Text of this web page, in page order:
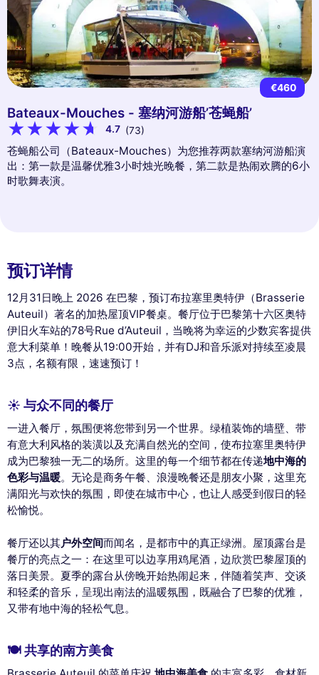
€460
Bateaux-Mouches - 塞纳河游船’苍蝇船’
4.7 (73)
苍蝇船公司（Bateaux-Mouches）为您推荐两款塞纳河游船演
出：第一款是温馨优雅3小时烛光晚餐，第二款是热闹欢腾的6小
时歌舞表演。
预订详情
12月31日晚上 2026 在巴黎，预订布拉塞里奥特伊（Brasserie
Auteuil）著名的加热屋顶VIP餐桌。餐厅位于巴黎第十六区奥特
伊旧火车站的78号Rue d’Auteuil，当晚将为幸运的少数宾客提供
意大利菜单！晚餐从19:00开始，并有DJ和音乐派对持续至凌晨
3点，名额有限，速速预订！
☀️ 与众不同的餐厅
一进入餐厅，氛围便将您带到另一个世界。绿植装饰的墙壁、带
有意大利风格的装潢以及充满自然光的空间，使布拉塞里奥特伊
成为巴黎独一无二的场所。这里的每一个细节都在传递地中海的
色彩与温暖。无论是商务午餐、浪漫晚餐还是朋友小聚，这里充
满阳光与欢快的氛围，即使在城市中心，也让人感受到假日的轻
松愉悦。
餐厅还以其户外空间而闻名，是都市中的真正绿洲。屋顶露台是
餐厅的亮点之一：在这里可以边享用鸡尾酒，边欣赏巴黎屋顶的
落日美景。夏季的露台从傍晚开始热闹起来，伴随着笑声、交谈
和轻柔的音乐，呈现出南法的温暖氛围，既融合了巴黎的优雅，
又带有地中海的轻松气息。
🍽️ 共享的南方美食